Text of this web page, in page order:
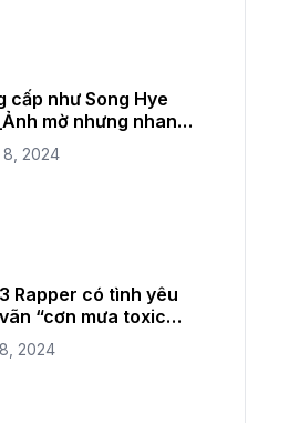
cấp như Song Hye
mờ nhưng nhan
bao giờ mờ
2024
Rapper có tình yêu
“cơn mưa toxic
thời gian vừa qua
2024